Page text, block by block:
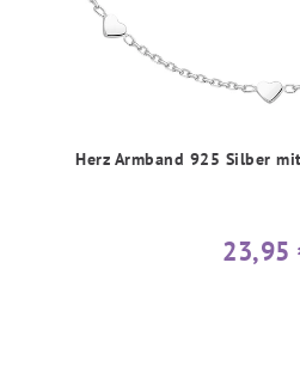
Herz Armband 925 Silber
23,95